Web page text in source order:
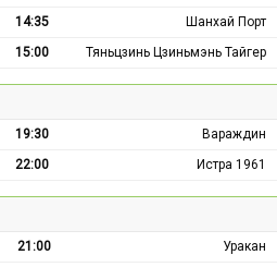
14:35
Шанхай Порт
15:00 Тяньцзинь Цзиньмэнь Тайгер
19:30
Вараждин
22:00 Истра 1961
21:00
Уракан